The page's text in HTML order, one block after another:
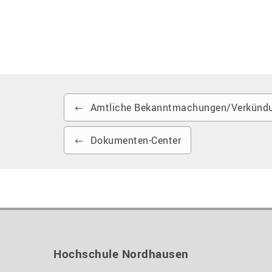
Amtliche Bekanntmachungen/
Dokumenten-Center
Hochschule Nordhausen